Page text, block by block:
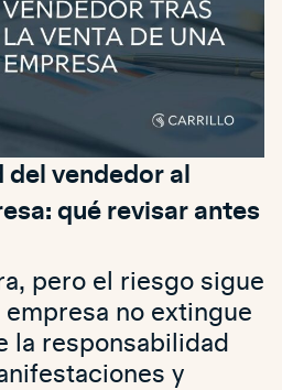
vendedor al
qué revisar antes
pero el riesgo sigue
no extingue
la responsabilidad
y